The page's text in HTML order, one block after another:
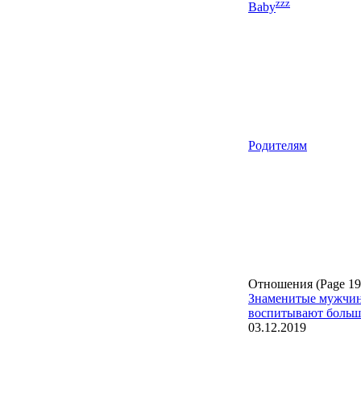
Baby
Родителям
Отношения (Page
Знаменитые
воспитывают
03.12.2019